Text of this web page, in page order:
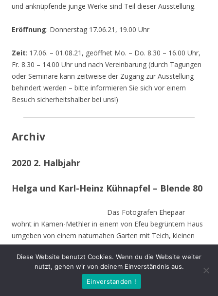
und anknüpfende junge Werke sind Teil dieser Ausstellung.
Eröffnung: Donnerstag 17.06.21, 19.00 Uhr
Zeit: 17.06. – 01.08.21, geöffnet Mo. – Do. 8.30 – 16.00 Uhr,
Fr. 8.30 – 14.00 Uhr und nach Vereinbarung (durch Tagungen
oder Seminare kann zeitweise der Zugang zur Ausstellung
behindert werden – bitte informieren Sie sich vor einem
Besuch sicherheitshalber bei uns!)
Archiv
2020 2. Halbjahr
Helga und Karl-Heinz Kühnapfel – Blende 80
Das Fotografen Ehepaar
wohnt in Kamen-Methler in einem von Efeu begrüntem Haus
umgeben von einem naturnahen Garten mit Teich, kleinen
naturnahen Wiesen, Obstbäumen und weiteren hohen
Bäumen. Die Stämme der von Stürmen gefällten Bäume sind
zu Teilen im Garten integriert und dienen vielen Insekten und
Vögeln als Nahrungs-und Brutstätte.
Diese Website benutzt Cookies. Wenn du die Website weiter
nutzt, gehen wir von deinem Einverständnis aus.
Einverstanden !